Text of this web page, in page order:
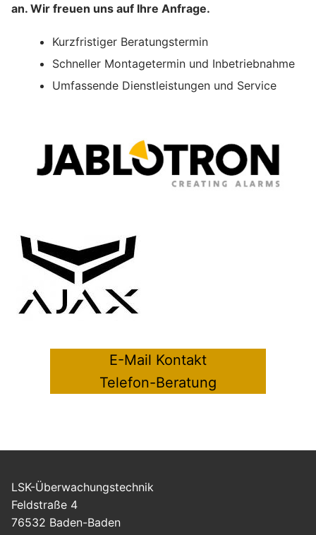
an. Wir freuen uns auf Ihre Anfrage.
Kurzfristiger Beratungstermin
Schneller Montagetermin und Inbetriebnahme
Umfassende Dienstleistungen und Service
E-Mail Kontakt
Telefon-Beratung
LSK-Überwachungstechnik
Feldstraße 4
76532 Baden-Baden